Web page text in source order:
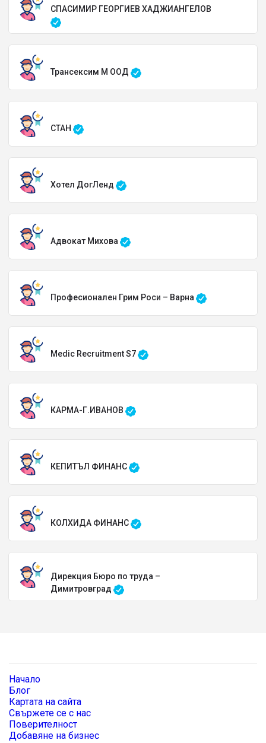
СПАСИМИР ГЕОРГИЕВ ХАДЖИАНГЕЛОВ
Трансексим М ООД
СТАН
Хотел ДогЛенд
Адвокат Михова
Професионален Грим Роси – Варна
Medic Recruitment S7
КАРМА-Г.ИВАНОВ
КЕПИТЪЛ ФИНАНС
КОЛХИДА ФИНАНС
Дирекция Бюро по труда –
Димитровград
Начало
Блог
Картата на сайта
Свържете се с нас
Поверителност
Добавяне на бизнес